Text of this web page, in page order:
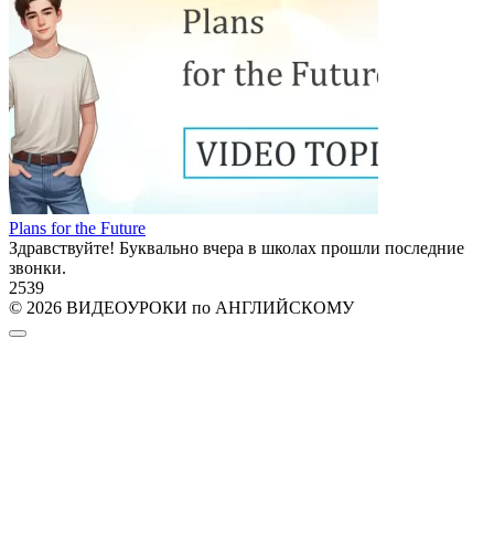
Plans for the Future
Здравствуйте! Буквально вчера в школах прошли последние
звонки.
2539
© 2026 ВИДЕОУРОКИ по АНГЛИЙСКОМУ